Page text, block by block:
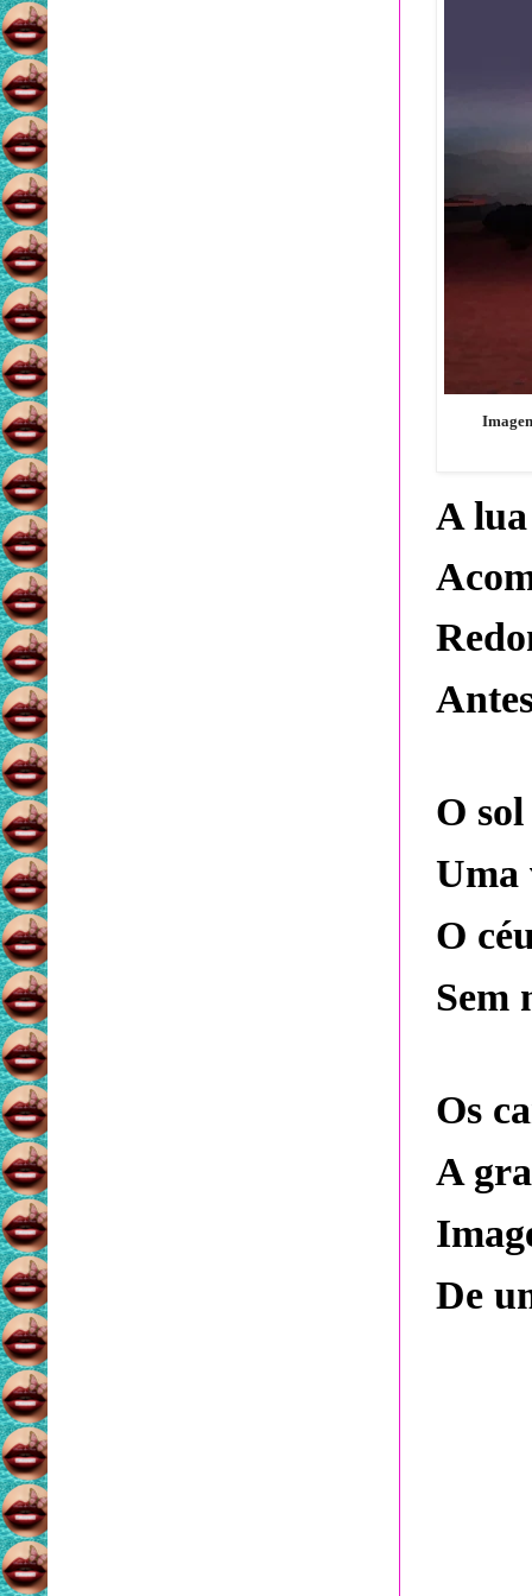
A lua
O
Uma
O
Sem
Os
A
De